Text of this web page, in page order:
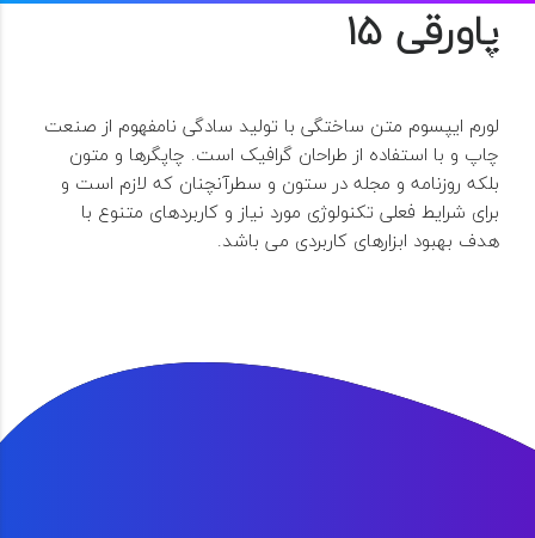
پاورقی 15
لورم ایپسوم متن ساختگی با تولید سادگی نامفهوم از صنعت
چاپ و با استفاده از طراحان گرافیک است. چاپگرها و متون
بلکه روزنامه و مجله در ستون و سطرآنچنان که لازم است و
برای شرایط فعلی تکنولوژی مورد نیاز و کاربردهای متنوع با
هدف بهبود ابزارهای کاربردی می باشد.